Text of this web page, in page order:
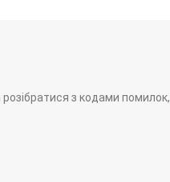
розібратися з кодами помилок,